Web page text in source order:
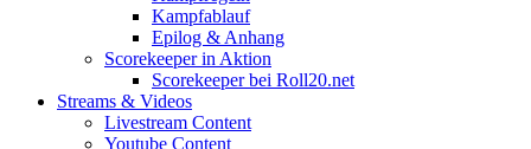
Kampfablauf
Epilog & Anhang
Scorekeeper in Aktion
Scorekeeper bei Roll20.net
Streams & Videos
Livestream Content
Youtube Content